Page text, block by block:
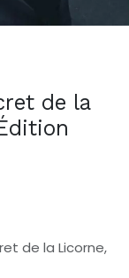
de la
de la Licorne,